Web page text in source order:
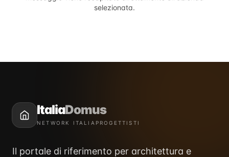
selezionata.
ItaliaDomus
NETWORK ITALIAPROGETTISTI
Il portale di riferimento per architettura e